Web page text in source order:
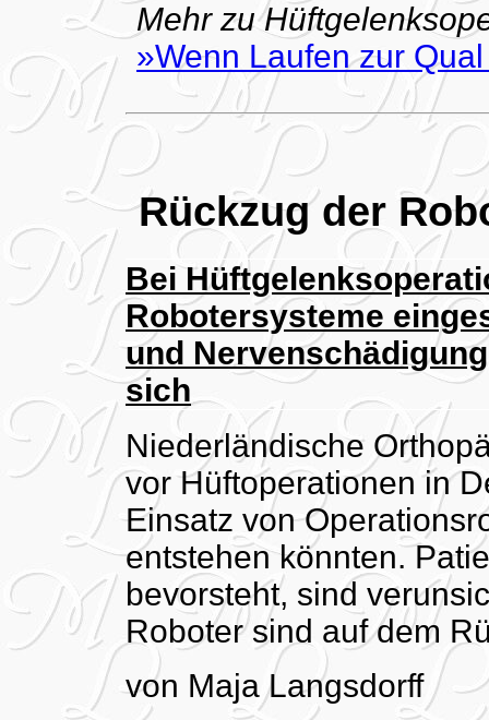
Mehr zu
»Wenn Laufen zur
Rückzug der
Bei
Robotersysteme
und
sich
Niederländische
vor Hüftoperationen in
Einsatz von
entstehen könnten.
bevorsteht, sind
Roboter sind auf dem
von Maja Langsdorff